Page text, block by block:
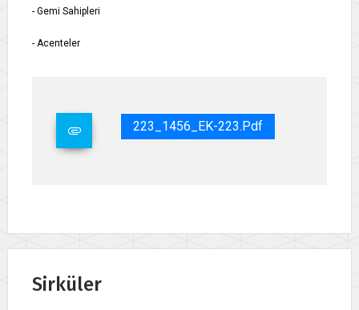
- Gemi Sahipleri
- Acenteler
223_1456_EK-223.pdf
Sirküler